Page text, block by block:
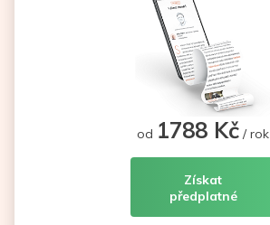
od 1788 Kč / rok
Získat
předplatné